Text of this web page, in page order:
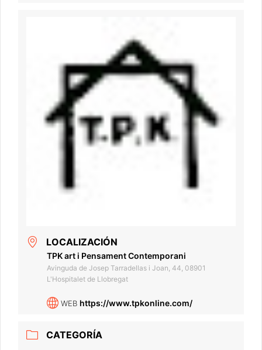
LOCALIZACIÓN
TPK art i Pensament Contemporani
Avinguda de Josep Tarradellas i Joan, 44, 08901
L'Hospitalet de Llobregat
WEB https://www.tpkonline.com/
CATEGORÍA